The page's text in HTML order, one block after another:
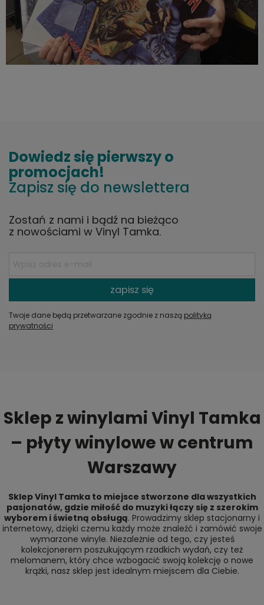
Dowiedz się pierwszy o
promocjach!
Zapisz się do newslettera
Zostań z nami i bądź na bieżąco
z nowościami w Vinyl Tamka.
zapisz się
Twoje dane będą przetwarzane zgodnie z naszą polityką
prywatności
Sklep z winylami Vinyl Tamka
– płyty winylowe w centrum
Warszawy
Sklep Vinyl Tamka to miejsce stworzone dla wszystkich
pasjonatów, gdzie miłość do muzyki łączy się z szerokim
wyborem i świetną obsługą. Prowadzimy sklep stacjonarny i
internetowy, dzięki czemu każdy może znaleźć i zamówić swoje
wymarzone winyle. Niezależnie od tego, czy jesteś
kolekcjonerem poszukującym rzadkich wydań, czy też
melomanem, który chce wzbogacić swoją kolekcję o nowe
krążki, nasz sklep jest idealnym miejscem dla Ciebie.